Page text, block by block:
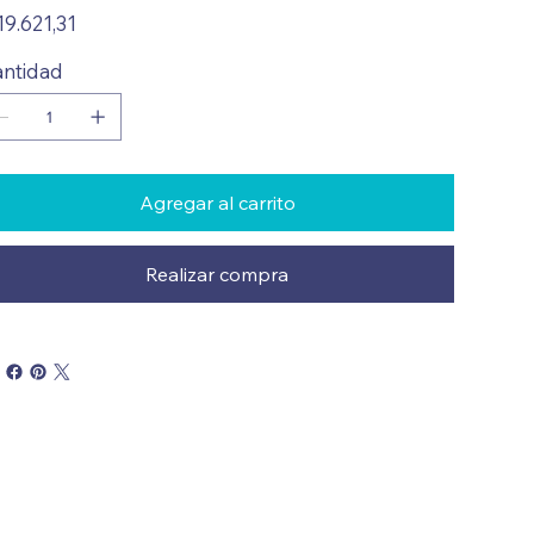
Agregar al carrito
Realizar compra